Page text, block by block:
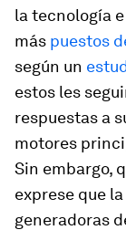
la tecnología
más puestos
según un
estos les
respuestas a
motores
Sin embargo,
exprese que
generadoras